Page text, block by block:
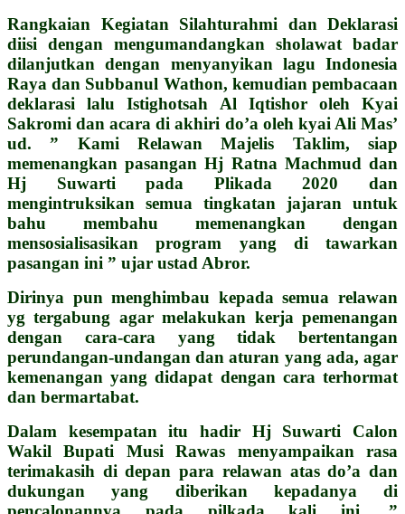
Rangkaian Kegiatan Silahturahmi dan Deklarasi
diisi dengan mengumandangkan sholawat badar
dilanjutkan dengan menyanyikan lagu Indonesia
Raya dan Subbanul Wathon, kemudian pembacaan
deklarasi lalu Istighotsah Al Iqtishor oleh Kyai
Sakromi dan acara di akhiri do’a oleh kyai Ali Mas’
ud. ” Kami Relawan Majelis Taklim, siap
memenangkan pasangan Hj Ratna Machmud dan
Hj Suwarti pada Plikada 2020 dan
mengintruksikan semua tingkatan jajaran untuk
bahu membahu memenangkan dengan
mensosialisasikan program yang di tawarkan
pasangan ini ” ujar ustad Abror.
Dirinya pun menghimbau kepada semua relawan
yg tergabung agar melakukan kerja pemenangan
dengan cara-cara yang tidak bertentangan
perundangan-undangan dan aturan yang ada, agar
kemenangan yang didapat dengan cara terhormat
dan bermartabat.
Dalam kesempatan itu hadir Hj Suwarti Calon
Wakil Bupati Musi Rawas menyampaikan rasa
terimakasih di depan para relawan atas do’a dan
dukungan yang diberikan kepadanya di